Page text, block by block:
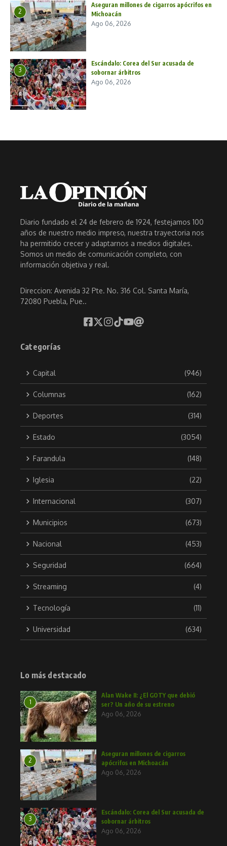
2
Aseguran millones de cigarros apócrifos en
Michoacán
Ago 06, 2026
3
Escándalo: Corea del Sur acusada de
sobornar árbitros
Ago 06, 2026
Diario fundado el 24 de febrero de 1924, festejamos 100
años de nuestro medio impreso, nuestra trayectoria nos
ha permitido crecer y adaptarnos a medios digitales.
Somos un medio de comunicación completo, con
información objetiva y real.
Direccion: Avenida 32 Pte. No. 316 Col. Santa María,
72080 Puebla, Pue..
Categorías
Capital (946)
Columnas (162)
Deportes (314)
Estado (3054)
Farandula (148)
Iglesia (22)
Internacional (307)
Municipios (673)
Nacional (453)
Seguridad (664)
Streaming (4)
Tecnología (11)
Universidad (634)
Lo más destacado
1
Alan Wake II: ¿El GOTY que debió
ser? Un año de su estreno
Ago 06, 2026
2
Aseguran millones de cigarros
apócrifos en Michoacán
Ago 06, 2026
3
Escándalo: Corea del Sur acusada de
sobornar árbitros
Ago 06, 2026